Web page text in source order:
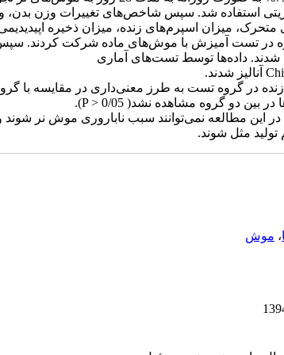
کامپوزیتی استفاده شد. سپس شاخص‌های تغییرات وزن
میزان اسپرم‌های زنده، میزان ذخیره اپیدیدیمی
4 موش نر در هر گروه در تست آمیزش با موش‌های ماده شرکت
شدند. داده‌ها توسط تست‌های آماری
در گروه تست به طرز معنی‌داری در مقایسه با
این مطالعه نمی‌توانند سبب ناباروری موش نر شوند
تولید مثل شوند.
، موش